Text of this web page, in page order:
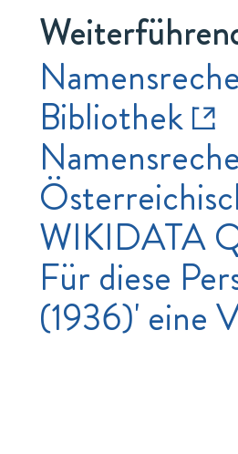
Bibliothek
WIKIDATA
Für diese
(1936)' eine